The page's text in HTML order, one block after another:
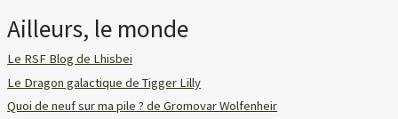
Ailleurs, le monde
Le RSF Blog de Lhisbei
Le Dragon galactique de Tigger Lilly
Quoi de neuf sur ma pile ? de Gromovar Wolfenheir